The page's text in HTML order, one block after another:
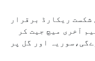
ریکارڈ برقرار
آخری میچ جیت کر
اور گل پر